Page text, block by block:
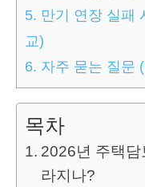
5. 만기 연장 실패
교)
6. 자주 묻는 질문
목차
2026년 주택
라지나?